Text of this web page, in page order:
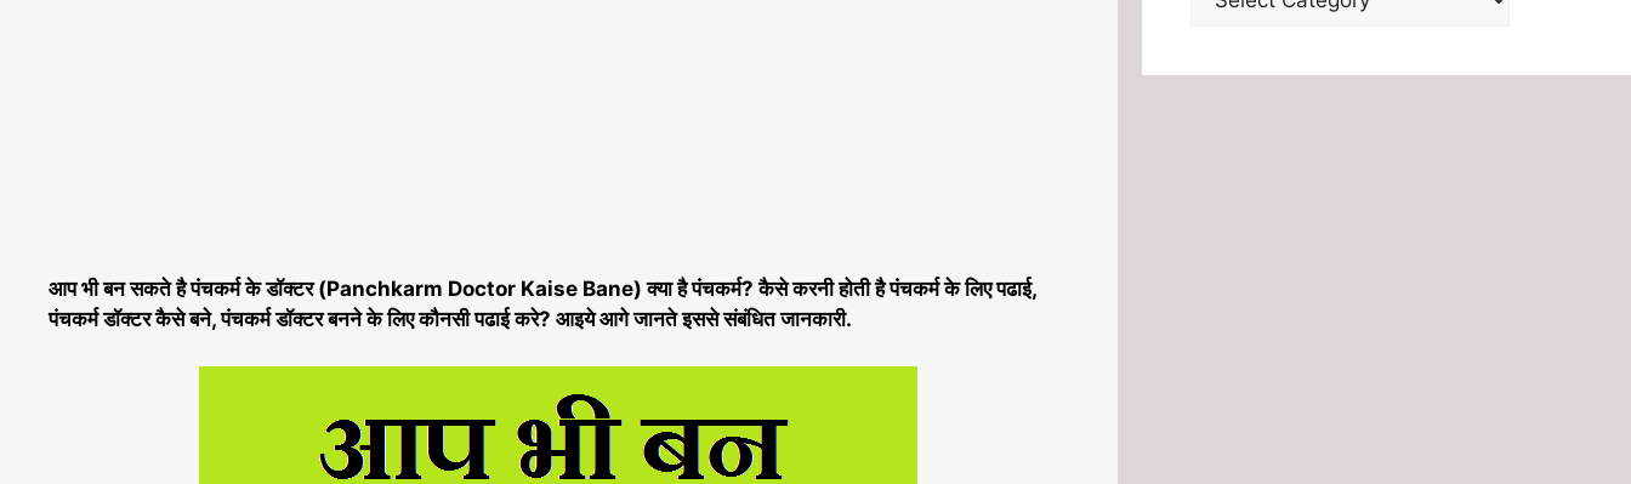
आप भी बन सकते है पंचकर्म के डॉक्टर (Panchkarm Doctor Kaise Bane) क्या है पंचकर्म? कैसे करनी होती है पंचकर्म के लिए पढाई,
पंचकर्म डॉक्टर कैसे बने, पंचकर्म डॉक्टर बनने के लिए कौनसी पढाई करे? आइये आगे जानते इससे संबंधित जानकारी.